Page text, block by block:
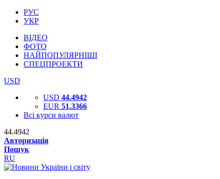
РУС
УКР
ВІДЕО
ФОТО
НАЙПОПУЛЯРНІШІ
СПЕЦПРОЕКТИ
USD
USD 44.4942
EUR 51.3366
Всі курси валют
44.4942
Авторизація
Пошук
RU